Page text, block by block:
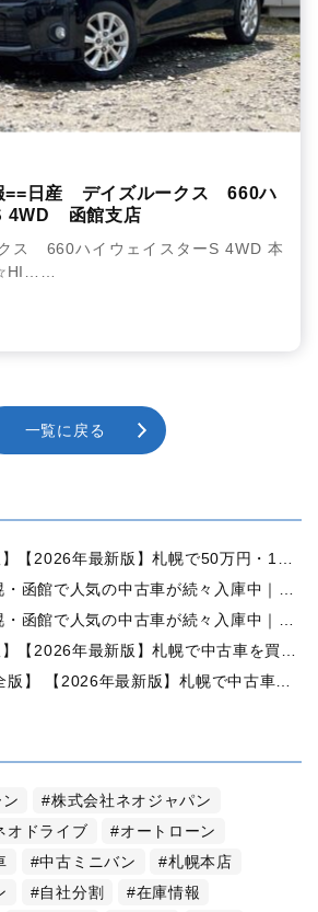
==日産 デイズルークス 660ハ
4WD 函館支店
ス 660ハイウェイスターS 4WD 本
一覧に戻る
株式会社ネオジャパン
オドライブ
オートローン
中古ミニバン
札幌本店
自社分割
在庫情報